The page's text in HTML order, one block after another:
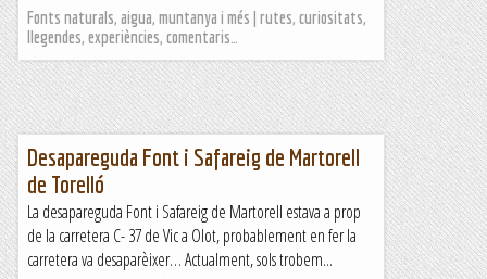
Fonts naturals, aigua, muntanya i més | rutes, curiositats,
llegendes, experiències, comentaris…
Desapareguda Font i Safareig de Martorell
de Torelló
La desapareguda Font i Safareig de Martorell estava a prop
de la carretera C- 37 de Vic a Olot, probablement en fer la
carretera va desaparèixer… Actualment, sols trobem...